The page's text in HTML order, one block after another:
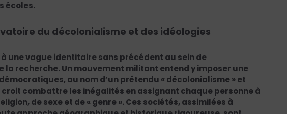
écoles.
du décolonialisme et des idéologies
une vague identitaire sans précédent au sein de
la recherche. Un mouvement militant entend y imposer une
au nom d’un prétendu « décolonialisme » et
croit combattre les inégalités en assignant chaque personne à
de sexe et de « genre ». Ces sociétés, assimilées à